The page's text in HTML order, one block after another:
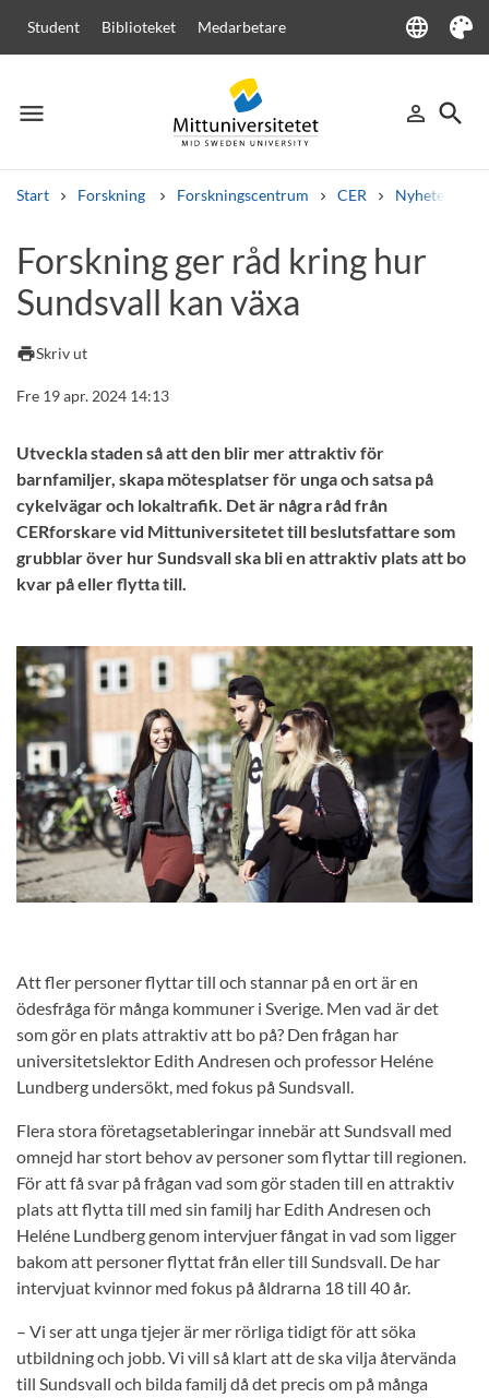
Student Biblioteket Medarbetare language
Language
Tema
menu
Meny person_outline
Logga in
search
Sök
Start Forskning Forskningscentrum CER Nyheter från
Andra söktjänster
Kurser och program KursplanerVälkomstbrev
Forskning ger råd kring hur
Sundsvall kan växa
printSkriv ut
Fre 19 apr. 2024 14:13
Utveckla staden så att den blir mer attraktiv för
barnfamiljer, skapa mötesplatser för unga och satsa på
cykelvägar och lokaltrafik. Det är några råd från
CERforskare vid Mittuniversitetet till beslutsfattare som
grubblar över hur Sundsvall ska bli en attraktiv plats att bo
kvar på eller flytta till.
Att fler personer flyttar till och stannar på en ort är en
ödesfråga för många kommuner i Sverige. Men vad är det
som gör en plats attraktiv att bo på? Den frågan har
universitetslektor Edith Andresen och professor Heléne
Lundberg undersökt, med fokus på Sundsvall.
Flera stora företagsetableringar innebär att Sundsvall med
omnejd har stort behov av personer som flyttar till regionen.
För att få svar på frågan vad som gör staden till en attraktiv
plats att flytta till med sin familj har Edith Andresen och
Heléne Lundberg genom intervjuer fångat in vad som ligger
bakom att personer flyttat från eller till Sundsvall. De har
intervjuat kvinnor med fokus på åldrarna 18 till 40 år.
– Vi ser att unga tjejer är mer rörliga tidigt för att söka
utbildning och jobb. Vi vill så klart att de ska vilja återvända
till Sundsvall och bilda familj då det precis om på många